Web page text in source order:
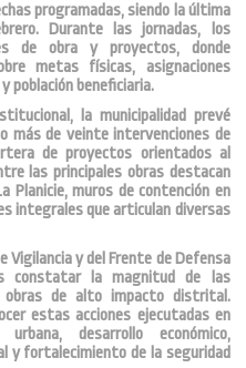
programadas, siendo la última
Durante las jornadas, los
de obra y proyectos, donde
metas físicas, asignaciones
población beneficiaria.
la municipalidad prevé
más de veinte intervenciones de
de proyectos orientados al
las principales obras destacan
Planicie, muros de contención en
integrales que articulan diversas
Vigilancia y del Frente de Defensa
constatar la magnitud de las
obras de alto impacto distrital.
estas acciones ejecutadas en
desarrollo económico,
y fortalecimiento de la seguridad